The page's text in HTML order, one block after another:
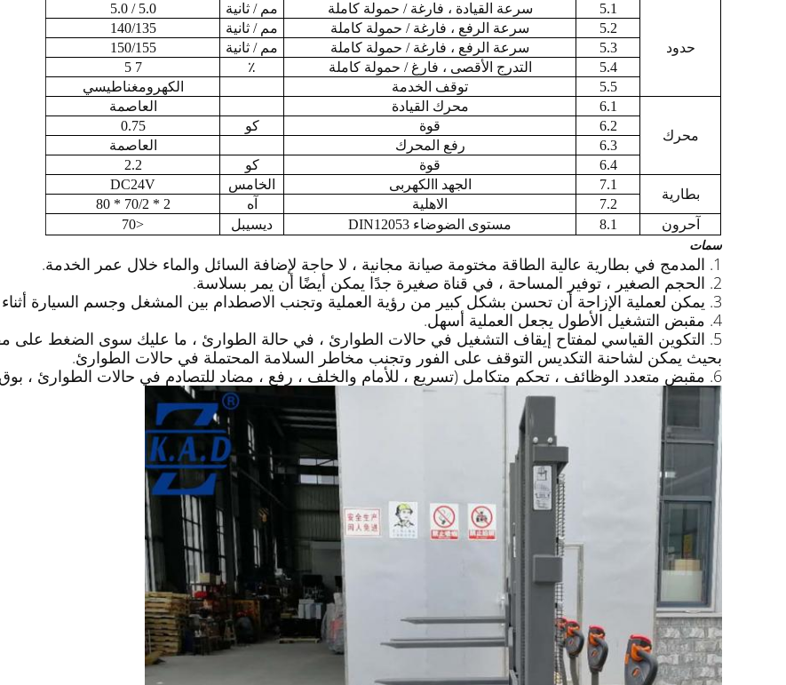
حدود
5.1 سرعة القيادة ، فارغة / حمولة كاملة مم / ثانية
5.0 / 5.0
5.2
سرعة الرفع ، فارغة / حمولة كاملة مم / ثانية
140/135
5.3
سرعة الرفع ، فارغة / حمولة كاملة مم / ثانية
150/155
5.4
التدرج الأقصى ، فارغ / حمولة كاملة ٪
7 5
5.5
توقف الخدمة الكهرومغناطيسي
محرك
6.1 محرك القيادة
العاصمة
6.2
قوة كو
0.75
6.3
رفع المحرك
العاصمة
6.4
قوة كو
2.2
بطارية
7.1 الجهد االكهربى الخامس
DC24V
7.2
الاهلية آه
2 * 70/2 * 80
آحرون
8.1 مستوى الضوضاء DIN12053 ديسيبل <70
سمات
1. المدمج في بطارية عالية الطاقة مختومة صيانة مجانية ، لا حاجة لإضافة السائل والماء خلال عمر الخدمة.
2. الحجم الصغير ، توفير المساحة ، في قناة صغيرة جدًا يمكن أيضًا أن يمر بسلاسة.
3. يمكن لعملية الإزاحة أن تحسن بشكل كبير من رؤية العملية وتجنب الاصطدام بين المشغل وجسم السيارة أثناء القيادة.
4. مقبض التشغيل الأطول يجعل العملية أسهل.
5. التكوين القياسي لمفتاح إيقاف التشغيل في حالات الطوارئ ، في حالة الطوارئ ، ما عليك سوى الضغط على
بحيث يمكن لشاحنة التكديس التوقف على الفور وتجنب مخاطر السلامة المحتملة في حالات الطوارئ.
6. مقبض متعدد الوظائف ، تحكم متكامل (تسريع ، للأمام والخلف ، رفع ، مضاد للتصادم في حالات الطوارئ ، بوق) ، يجعل العملية أكثر راحة وبساطة.